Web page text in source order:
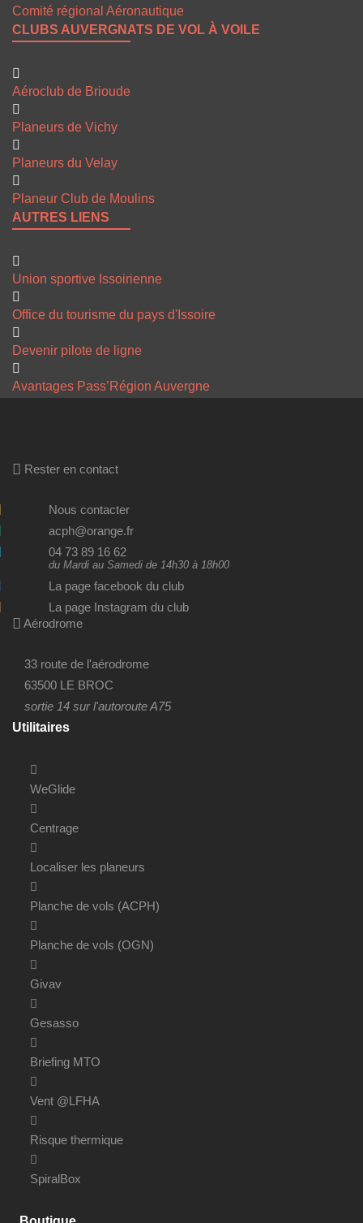
Comité régional Aéronautique
CLUBS AUVERGNATS DE VOL À VOILE
Aéroclub de Brioude
Planeurs de Vichy
Planeurs du Velay
Planeur Club de Moulins
AUTRES LIENS
Union sportive Issoirienne
Office du tourisme du pays d'Issoire
Devenir pilote de ligne
Avantages Pass’Région Auvergne
Rester en contact
Nous contacter
acph@orange.fr
04 73 89 16 62
du Mardi au Samedi de 14h30 à 18h00
La page facebook du club
La page Instagram du club
Aérodrome
33 route de l'aérodrome
63500 LE BROC
sortie 14 sur l'autoroute A75
Utilitaires
WeGlide
Centrage
Localiser les planeurs
Planche de vols (ACPH)
Planche de vols (OGN)
Givav
Gesasso
Briefing MTO
Vent @LFHA
Risque thermique
SpiralBox